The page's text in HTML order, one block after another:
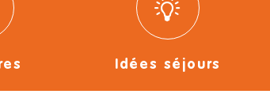
Idées séjours